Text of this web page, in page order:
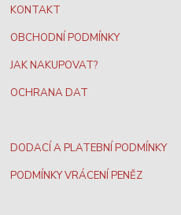
KONTAKT
OBCHODNÍ PODMÍNKY
JAK NAKUPOVAT?
OCHRANA DAT
DODACÍ A PLATEBNÍ PODMÍNKY
PODMÍNKY VRÁCENÍ PENĚZ